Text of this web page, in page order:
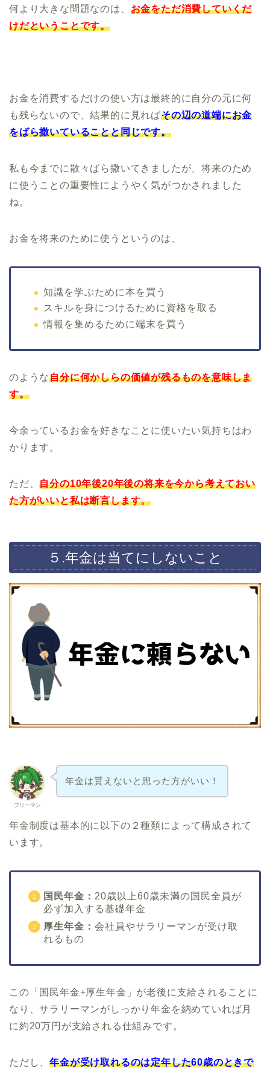
何より大きな問題なのは、 お金をただ消費していくだ
けだということです。
お金を消費するだけの使い方は最終的に自分の元に何
も残らないので、結果的に見ればその辺の道端にお金
をばら撒いていることと同じです。
私も今までに散々ばら撒いてきましたが、将来のため
に使うことの重要性にようやく気がつかされました
ね。
お金を将来のために使うというのは、
知識を学ぶために本を買う
スキルを身につけるために資格を取る
情報を集めるために端末を買う
のような自分に何かしらの価値が残るものを意味しま
す。
今余っているお金を好きなことに使いたい気持ちはわ
かります。
ただ、自分の10年後20年後の将来を今から考えておい
た方がいいと私は断言します。
５.年金は当てにしないこと
フリーマン
年金は貰えないと思った方がいい！
年金制度は基本的に以下の２種類によって構成されて
います。
国民年金： 20歳以上60歳未満の国民全員が
必ず加入する基礎年金
厚生年金： 会社員やサラリーマンが受け取
れるもの
この「国民年金+厚生年金」が老後に支給されることに
なり、サラリーマンがしっかり年金を納めていれば月
に約20万円が支給される仕組みです。
ただし、年金が受け取れるのは定年した60歳のときで